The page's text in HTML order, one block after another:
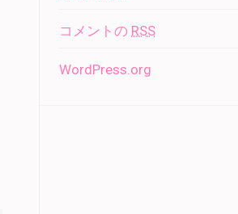
コメントの RSS
WordPress.org